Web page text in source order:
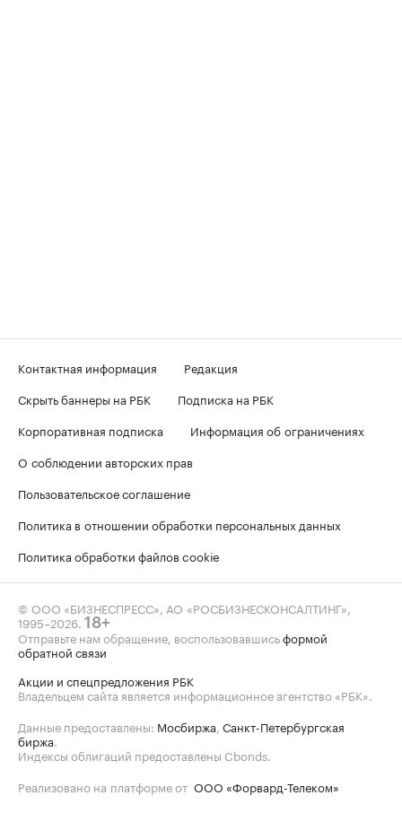
Контактная информация
Редакция
Скрыть баннеры на РБК
Подписка на РБК
Корпоративная подписка
Информация об ограничениях
О соблюдении авторских прав
Пользовательское соглашение
Политика в отношении обработки персональных данных
Политика обработки файлов cookie
© ООО «БИЗНЕСПРЕСС», АО «РОСБИЗНЕСКОНСАЛТИНГ»,
1995–2026 18+
Отправьте нам обращение, воспользовавшисьформой
обратной связи
Акции и спецпредложения РБК
Владельцем сайта является информационное агентство «РБК».
Данные предоставлены: Мосбиржа Санкт-Петербургская
биржа
Индексы облигаций предоставлены Cbonds.
Реализовано на платформе от ООО «Форвард-Телеком»